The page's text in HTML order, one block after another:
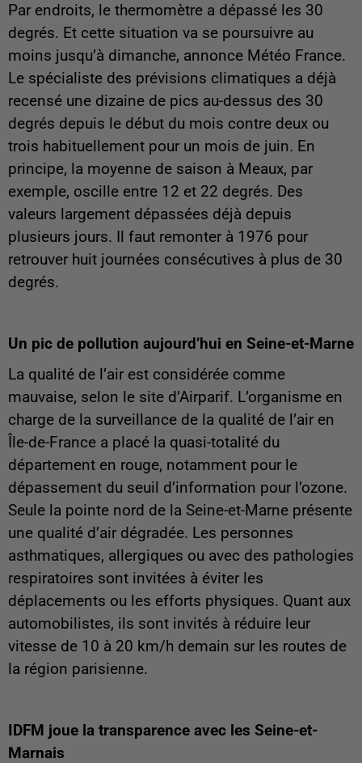
Par endroits, le thermomètre a dépassé les 30
degrés. Et cette situation va se poursuivre au
moins jusqu’à dimanche, annonce Météo France.
Le spécialiste des prévisions climatiques a déjà
recensé une dizaine de pics au-dessus des 30
degrés depuis le début du mois contre deux ou
trois habituellement pour un mois de juin. En
principe, la moyenne de saison à Meaux, par
exemple, oscille entre 12 et 22 degrés. Des
valeurs largement dépassées déjà depuis
plusieurs jours. Il faut remonter à 1976 pour
retrouver huit journées consécutives à plus de 30
degrés.
Un pic de pollution aujourd’hui en Seine-et-Marne
La qualité de l’air est considérée comme
mauvaise, selon le site d’Airparif. L’organisme en
charge de la surveillance de la qualité de l’air en
Île-de-France a placé la quasi-totalité du
département en rouge, notamment pour le
dépassement du seuil d’information pour l’ozone.
Seule la pointe nord de la Seine-et-Marne présente
une qualité d’air dégradée. Les personnes
asthmatiques, allergiques ou avec des pathologies
respiratoires sont invitées à éviter les
déplacements ou les efforts physiques. Quant aux
automobilistes, ils sont invités à réduire leur
vitesse de 10 à 20 km/h demain sur les routes de
la région parisienne.
IDFM joue la transparence avec les Seine-et-
Marnais